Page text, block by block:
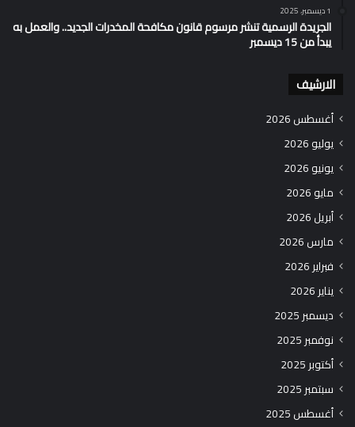
1 ديسمبر، 2025
الجريدة الرسمية تنشر مرسوم قانون مكافحة المخدرات الجديد.. والعمل به
يبدأ من 15 ديسمبر
الارشيف
أغسطس 2026
يوليو 2026
يونيو 2026
مايو 2026
أبريل 2026
مارس 2026
فبراير 2026
يناير 2026
ديسمبر 2025
نوفمبر 2025
أكتوبر 2025
سبتمبر 2025
أغسطس 2025